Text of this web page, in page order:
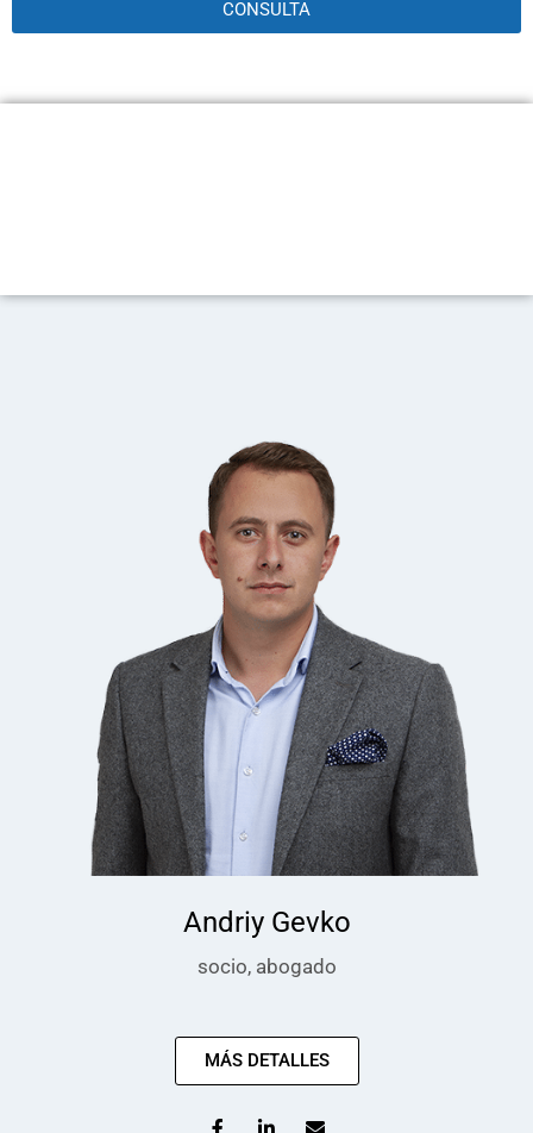
CONSULTA
Andriy Gevko
socio, abogado
MÁS DETALLES